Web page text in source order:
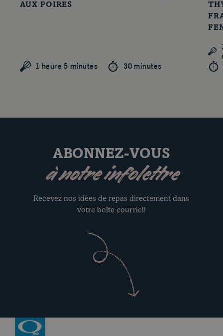
AUX POIRES
1 heure 5 minutes 30 minutes
ABONNEZ-VOUS
à notre infolettre
Recevez nos idées de repas directement dans
votre boîte courriel!
Revenir à la page d’accueil